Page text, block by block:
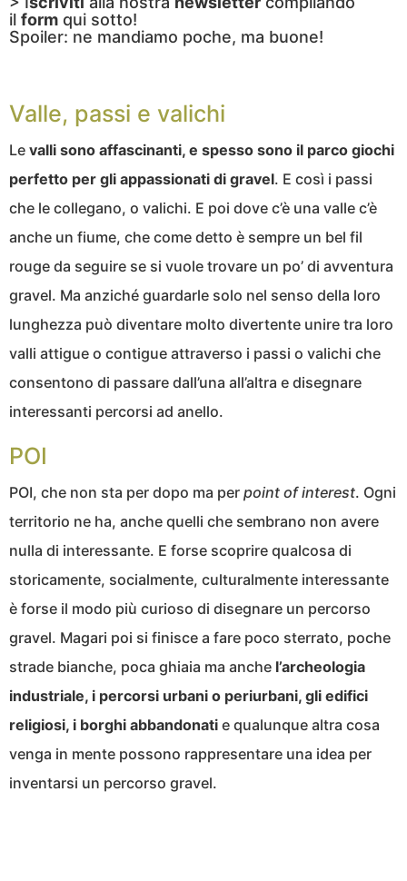
il form qui sotto!
Spoiler: ne mandiamo poche, ma buone!
Valle, passi e valichi
Le valli sono affascinanti, e spesso sono il parco giochi
perfetto per gli appassionati di gravel. E così i passi
che le collegano, o valichi. E poi dove c’è una valle c’è
anche un fiume, che come detto è sempre un bel fil
rouge da seguire se si vuole trovare un po’ di avventura
gravel. Ma anziché guardarle solo nel senso della loro
lunghezza può diventare molto divertente unire tra loro
valli attigue o contigue attraverso i passi o valichi che
consentono di passare dall’una all’altra e disegnare
interessanti percorsi ad anello.
POI
POI, che non sta per dopo ma per point of interest. Ogni
territorio ne ha, anche quelli che sembrano non avere
nulla di interessante. E forse scoprire qualcosa di
storicamente, socialmente, culturalmente interessante
è forse il modo più curioso di disegnare un percorso
gravel. Magari poi si finisce a fare poco sterrato, poche
strade bianche, poca ghiaia ma anche l’archeologia
industriale, i percorsi urbani o periurbani, gli edifici
religiosi, i borghi abbandonati e qualunque altra cosa
venga in mente possono rappresentare una idea per
inventarsi un percorso gravel.